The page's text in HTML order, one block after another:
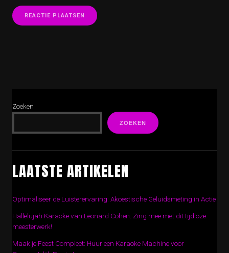
Zoeken
ZOEKEN
LAATSTE ARTIKELEN
Optimaliseer de Luisterervaring: Akoestische Geluidsmeting in Actie
Hallelujah Karaoke van Leonard Cohen: Zing mee met dit tijdloze
meesterwerk!
Maak je Feest Compleet: Huur een Karaoke Machine voor